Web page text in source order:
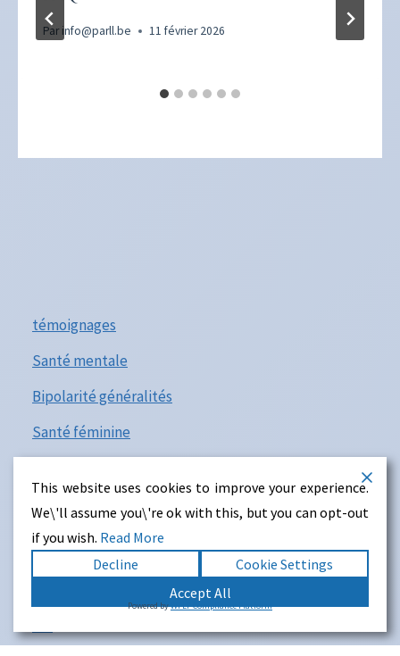
Par info@parll.be 11 février 2026
témoignages
Santé mentale
Bipolarité généralités
Santé féminine
© 2026 parl.l ASBL - Thème WordPress par
This website uses cookies to improve your experience.
We\'ll assume you\'re ok with this, but you can opt-out
if you wish. Read More
Decline
Cookie Settings
Accept All
Powered byWPLP Compliance Platform